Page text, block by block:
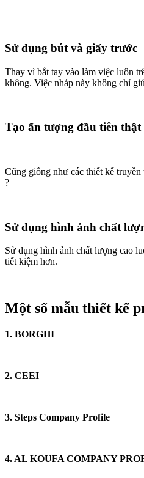
Sử dụng bút và giấy trước
Thay vì bắt tay vào làm việc luôn
không. Việc nháp này không chỉ
Tạo ấn tượng đầu tiên thật
Cũng giống như các thiết kế
?
Sử dụng hình ảnh chất
Sử dụng hình ảnh chất lượng cao
tiết kiệm hơn.
Một số mẫu thiết kế
1. BORGHI
2. CEEI
3. Steps Company Profile
4. AL KOUFA COMPANY